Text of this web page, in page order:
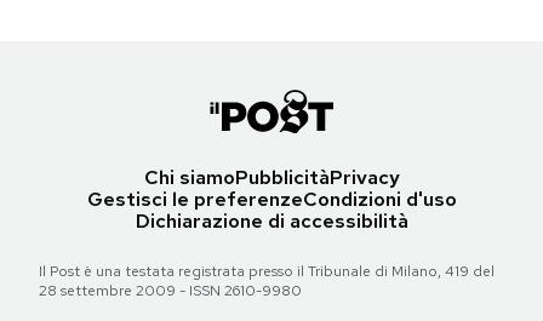
Chi siamoPubblicitàPrivacy
Gestisci le preferenzeCondizioni d'uso
Dichiarazione di accessibilità
Il Post è una testata registrata presso il Tribunale di Milano, 419 del
28 settembre 2009 - ISSN 2610-9980